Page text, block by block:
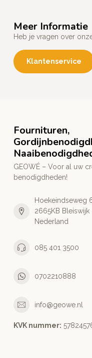
Meer Informatie
Heb je vragen over
Klantenservice
Fournituren,
GEOWÉ – Voor al uw
benodigdheden!
Hoekeindseweg
2665KB Bleiswijk
Nederland
085 401 3500
0702210888
info@geowe.nl
KVK nummer: